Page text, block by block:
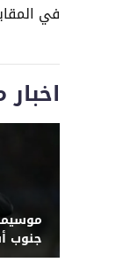
في المقابل، بقي رصيد
جنوب